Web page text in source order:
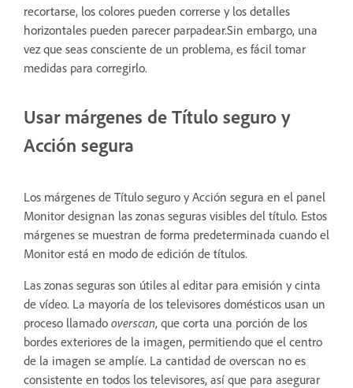
recortarse, los colores pueden correrse y los detalles
horizontales pueden parecer parpadear.Sin embargo, una
vez que seas consciente de un problema, es fácil tomar
medidas para corregirlo.
Usar márgenes de Título seguro y
Acción segura
Los márgenes de Título seguro y Acción segura en el panel
Monitor designan las zonas seguras visibles del título. Estos
márgenes se muestran de forma predeterminada cuando el
Monitor está en modo de edición de títulos.
Las zonas seguras son útiles al editar para emisión y cinta
de vídeo. La mayoría de los televisores domésticos usan un
proceso llamado overscan, que corta una porción de los
bordes exteriores de la imagen, permitiendo que el centro
de la imagen se amplíe. La cantidad de overscan no es
consistente en todos los televisores, así que para asegurar